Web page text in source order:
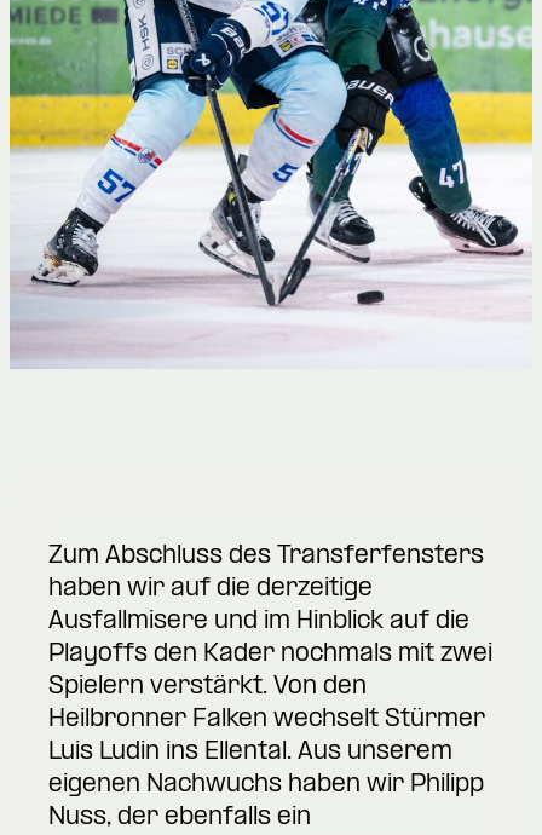
Zum Abschluss des Transferfensters
haben wir auf die derzeitige
Ausfallmisere und im Hinblick auf die
Playoffs den Kader nochmals mit zwei
Spielern verstärkt. Von den
Heilbronner Falken wechselt Stürmer
Luis Ludin ins Ellental. Aus unserem
eigenen Nachwuchs haben wir Philipp
Nuss, der ebenfalls ein